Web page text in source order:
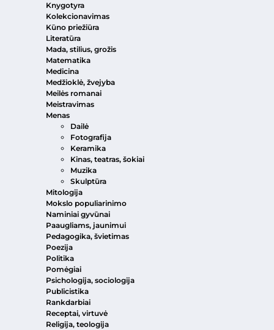
Knygotyra
Kolekcionavimas
Kūno priežiūra
Literatūra
Mada, stilius, grožis
Matematika
Medicina
Medžioklė, žvejyba
Meilės romanai
Meistravimas
Menas
Dailė
Fotografija
Keramika
Kinas, teatras, šokiai
Muzika
Skulptūra
Mitologija
Mokslo populiarinimo
Naminiai gyvūnai
Paaugliams, jaunimui
Pedagogika, švietimas
Poezija
Politika
Pomėgiai
Psichologija, sociologija
Publicistika
Rankdarbiai
Receptai, virtuvė
Religija, teologija